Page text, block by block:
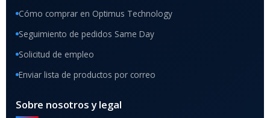
Cómo comprar en Optimus Technology
Seguimiento de pedidos Same Day
Solicitud de empleo
Enviar lista de productos por correo
Sobre nosotros y legal